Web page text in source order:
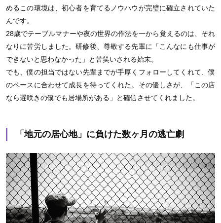
めるこの環境は、初心者を育てるノウハウが完璧に確立されていた
んです。
28歳でテーブルマナーや夜の世界の作法を一から覚えるのは、それ
なりに苦労しました。研修後、尊敬する先輩に「こんなにも仕事が
できないと思わなかった」と苦笑いされる始末。
でも、僕の担当ではない先輩までが手厚くフォローしてくれて、僕
のペースに合わせて成長を待ってくれた。その優しさが、「この店
なら遅咲きの僕でも居場所がある」と確信させてくれました。
「地元の居心地」に負けた数ヶ月の逃亡劇